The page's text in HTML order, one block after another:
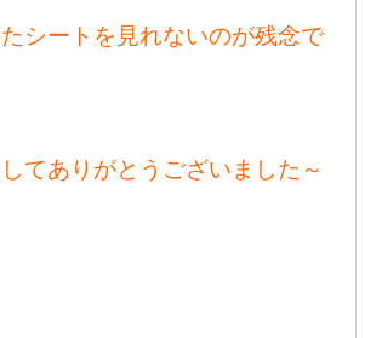
シートを見れないのが残念で
てありがとうございました～